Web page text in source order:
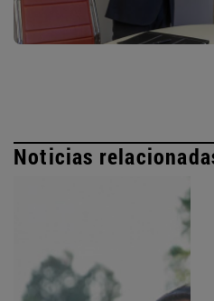
Noticias